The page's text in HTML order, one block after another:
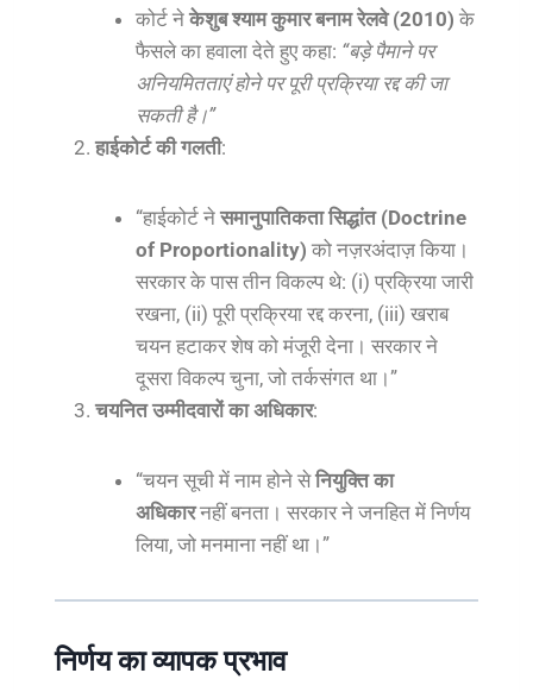
कोर्ट ने केशुब श्याम कुमार बनाम रेलवे (2010) के
फैसले का हवाला देते हुए कहा: “बड़े पैमाने पर
अनियमितताएं होने पर पूरी प्रक्रिया रद्द की जा
सकती है।”
हाईकोर्ट की गलती:
“हाईकोर्ट ने समानुपातिकता सिद्धांत (Doctrine
of Proportionality) को नज़रअंदाज़ किया।
सरकार के पास तीन विकल्प थे: (i) प्रक्रिया जारी
रखना, (ii) पूरी प्रक्रिया रद्द करना, (iii) खराब
चयन हटाकर शेष को मंजूरी देना। सरकार ने
दूसरा विकल्प चुना, जो तर्कसंगत था।”
चयनित उम्मीदवारों का अधिकार:
“चयन सूची में नाम होने सेनियुक्ति का
अधिकारनहीं बनता। सरकार ने जनहित में निर्णय
लिया, जो मनमाना नहीं था।”
निर्णय का व्यापक प्रभाव